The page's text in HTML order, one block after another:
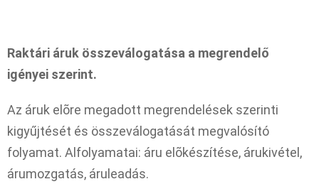
Raktári áruk összeválogatása a megrendelő
igényei szerint.
Az áruk elõre megadott megrendelések szerinti
kigyűjtését és összeválogatását megvalósító
folyamat. Alfolyamatai: áru elõkészítése, árukivétel,
árumozgatás, áruleadás.